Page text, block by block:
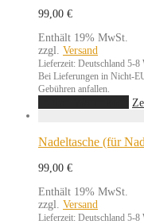
99,00 €
Enthält 19% MwSt.
zzgl. Versand
Lieferzeit: Deutschland 5-8
Bei Lieferungen in Nicht-
Gebühren anfallen.
Nadeltasche (für
99,00 €
Enthält 19% MwSt.
zzgl. Versand
Lieferzeit: Deutschland 5-8